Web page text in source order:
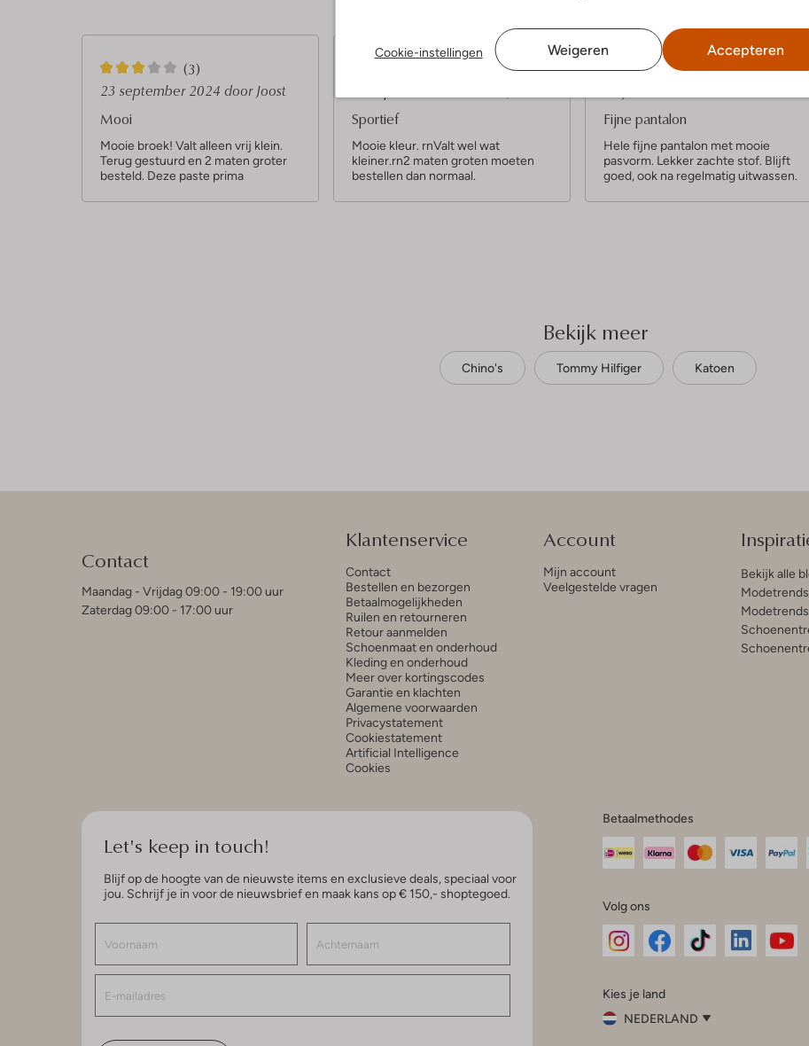
Cookie-instellingen Weigeren Accepteren
3
S
t
e
r
(3)
23 september 2024 door Joost
Mooi
Mooie broek! Valt alleen vrij klein.
Terug gestuurd en 2 maten groter
besteld. Deze paste prima
t
e
r
Sportief
Mooie kleur. rnValt wel wat
kleiner.rn2 maten groten moeten
bestellen dan normaal.
t
e
r
r
(5)
Fijne pantalon
Hele fijne pantalon met mooie
pasvorm. Lekker zachte stof. Blijft
goed, ook na regelmatig uitwassen.
Bekijk meer
Chino's Tommy Hilfiger Katoen
Contact
Maandag - Vrijdag 09:00 - 19:00 uur
Zaterdag 09:00 - 17:00 uur
Klantenservice
Contact
Bestellen en bezorgen
Betaalmogelijkheden
Ruilen en retourneren
Retour aanmelden
Schoenmaat en onderhoud
Kleding en onderhoud
Meer over kortingscodes
Garantie en klachten
Algemene voorwaarden
Privacystatement
Cookiestatement
Artificial Intelligence
Cookies
Account
Mijn account
Veelgestelde vragen
Bekijk alle
Let's keep in touch!
Blijf op de hoogte van de nieuwste items en exclusieve deals, speciaal voor
jou. Schrijf je in voor de nieuwsbrief en maak kans op € 150,- shoptegoed.
Betaalmethodes
Volg ons
InstagramFacebook
Kies je land
NEDERLAND